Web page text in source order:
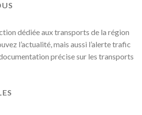
dédiée aux transports de la région
l’actualité, mais aussi l’alerte trafic
précise sur les transports